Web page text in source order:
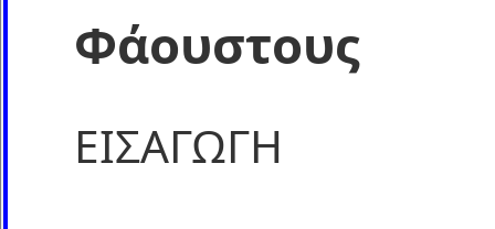
Φάουστους
ΕΙΣΑΓΩΓΗ